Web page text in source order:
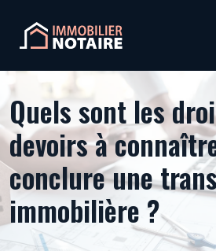
Quels sont les
devoirs à
conclure une
immobilière ?